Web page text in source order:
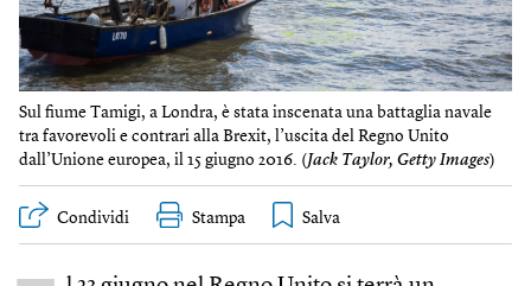
Sul fiume Tamigi, a Londra, è stata inscenata una battaglia navale
tra favorevoli e contrari alla Brexit, l’uscita del Regno Unito
dall’Unione europea, il 15 giugno 2016. (Jack Taylor, Getty Images)
Condividi Stampa